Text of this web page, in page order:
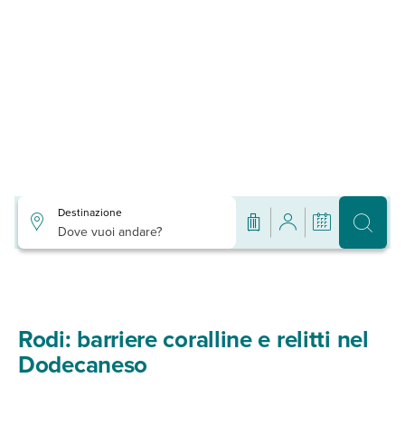
Destinazione
Dove vuoi andare?
Rodi: barriere coralline e relitti nel
Dodecaneso